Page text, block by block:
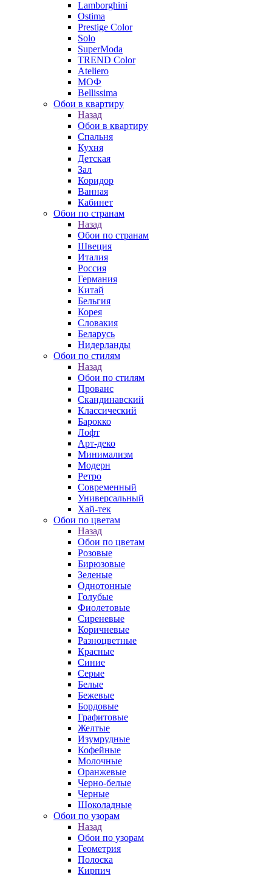
Lamborghini
Ostima
Prestige Color
Solo
SuperModa
TREND Color
Ateliero
МОФ
Bellissima
Обои в квартиру
Назад
Обои в квартиру
Спальня
Кухня
Детская
Зал
Коридор
Ванная
Кабинет
Обои по странам
Назад
Обои по странам
Швеция
Италия
Россия
Германия
Китай
Бельгия
Корея
Словакия
Беларусь
Нидерланды
Обои по стилям
Назад
Обои по стилям
Прованс
Скандинавский
Классический
Барокко
Лофт
Арт-деко
Минимализм
Модерн
Ретро
Современный
Универсальный
Хай-тек
Обои по цветам
Назад
Обои по цветам
Розовые
Бирюзовые
Зеленые
Однотонные
Голубые
Фиолетовые
Сиреневые
Коричневые
Разноцветные
Красные
Синие
Серые
Белые
Бежевые
Бордовые
Графитовые
Желтые
Изумрудные
Кофейные
Молочные
Оранжевые
Черно-белые
Черные
Шоколадные
Обои по узорам
Назад
Обои по узорам
Геометрия
Полоска
Кирпич